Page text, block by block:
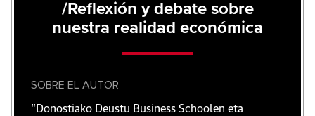
/Reflexión y debate sobre
nuestra realidad económica
SOBRE EL AUTOR
"Donostiako Deustu Business Schoolen eta